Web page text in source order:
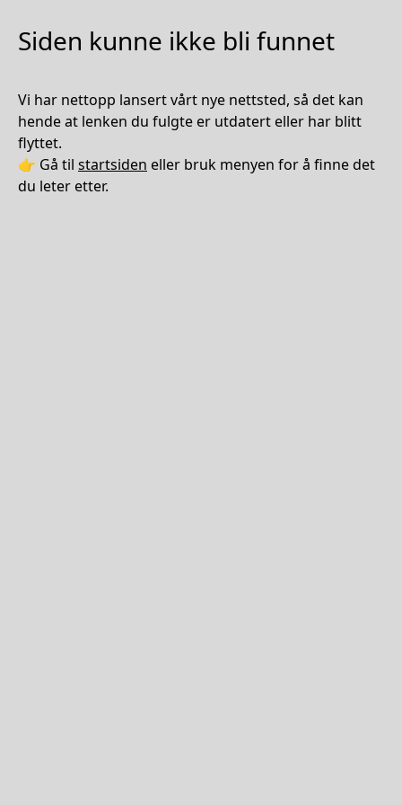
Siden kunne ikke bli funnet
Vi har nettopp lansert vårt nye nettsted, så det kan
hende at lenken du fulgte er utdatert eller har blitt
flyttet.
👉 Gå til startsiden eller bruk menyen for å finne det
du leter etter.